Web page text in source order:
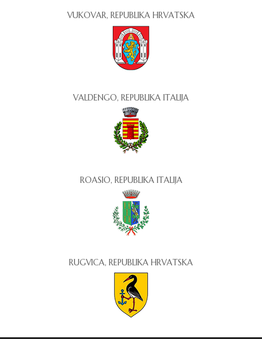
VUKOVAR, REPUBLIKA HRVATSKA
VALDENGO, REPUBLIKA ITALIJA
ROASIO, REPUBLIKA ITALIJA
RUGVICA, REPUBLIKA HRVATSKA